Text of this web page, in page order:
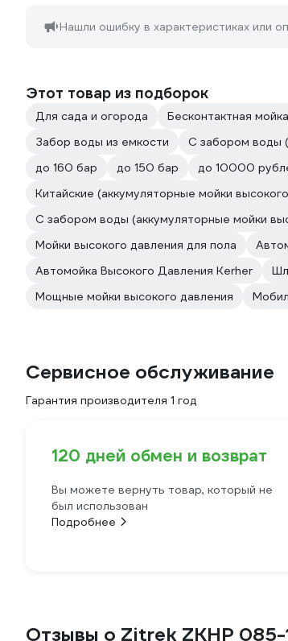
Нашли ошибку в характеристиках или
Этот товар из подборок
Для сада и огорода Бесконтактная мойка
Забор воды из емкости
С забором воды
до 160 бар
до 150 бар до 10000
Китайские (аккумуляторные мойки
С забором воды (аккумуляторные мойки
Мойки высокого давления для пола
Автомойка Высокого Давления Kerher
Мощные мойки высокого давления
Сервисное обслуживание
Гарантия производителя 1 год
120 дней обмен и возврат
Вы можете вернуть товар, который не
был использован
Подробнее
Отзывы о Zitrek ZKHP